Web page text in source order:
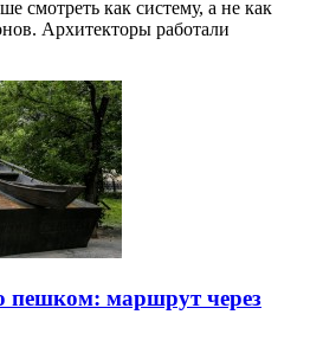
смотреть как систему, а не как
Архитекторы работали
пешком: маршрут через